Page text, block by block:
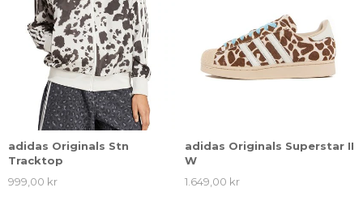
adidas Originals Stn
Tracktop
999,00 kr
adidas Originals Superstar II
W
1.649,00 kr